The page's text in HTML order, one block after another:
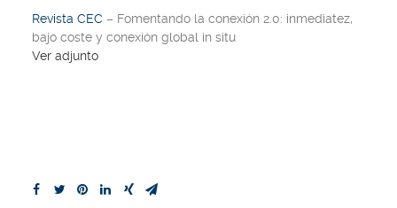
Revista CEC – Fomentando la conexión 2.0: inmediatez,
bajo coste y conexión global in situ
Ver adjunto